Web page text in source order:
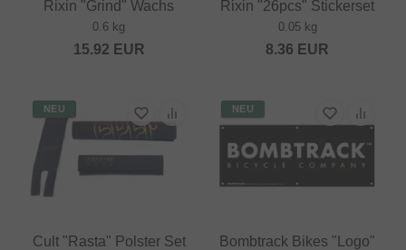
Rixin "Grind" Wachs
0.6 kg
15.92 EUR
Rixin "26pcs" Stickerset
0.05 kg
8.36 EUR
NEU
Cult "Rasta" Polster Set
NEU
Bombtrack Bikes "Logo"